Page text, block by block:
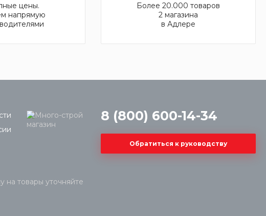
цены.
напрямую
Более 20.000 товаров
2 магазина
в Адлере
на товары уточняйте
8 (800) 600-14-34
Обратиться к руководству